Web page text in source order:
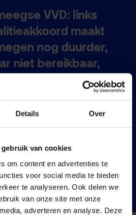
Details Over
van cookies
om content en advertenties te
voor social media te bieden
te analyseren. Ook delen we
van onze site met onze
adverteren en analyse. Deze
VVD: links
maakt
nog duurder,
niet bereikbaar,
en veilig
schoon en veilig
onderhoud
2026